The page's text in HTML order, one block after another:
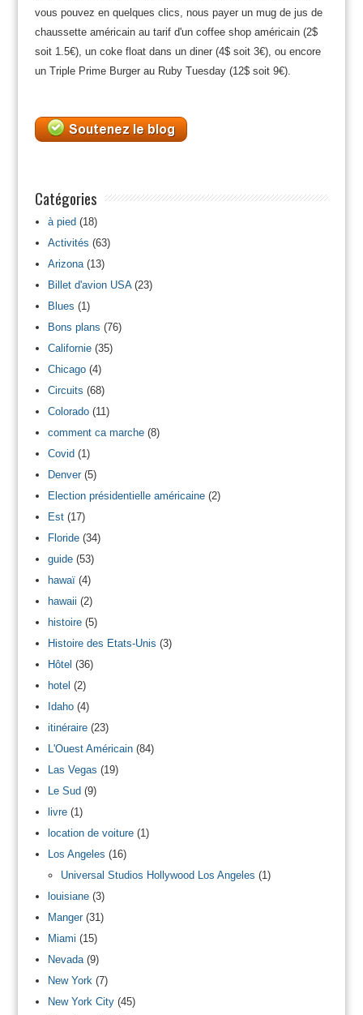
vous pouvez en quelques clics, nous payer un mug de jus de
chaussette américain au tarif d'un coffee shop américain (2$
soit 1.5€), un coke float dans un diner (4$ soit 3€), ou encore
un Triple Prime Burger au Ruby Tuesday (12$ soit 9€).
Catégories
à pied(18)
Activités (63)
Arizona(13)
Billet d'avion USA(23)
Blues (1)
Bons plans (76)
Californie(35)
Chicago(4)
Circuits (68)
Colorado(11)
comment ca marche(8)
Covid(1)
Denver(5)
Election présidentielle américaine(2)
Est(17)
Floride(34)
guide(53)
hawaï(4)
hawaii (2)
histoire(5)
Histoire des Etats-Unis (3)
Hôtel (36)
hotel (2)
Idaho(4)
itinéraire(23)
L'Ouest Américain(84)
Las Vegas (19)
Le Sud(9)
livre(1)
location de voiture(1)
Los Angeles (16)
Universal Studios Hollywood Los Angeles (1)
louisiane(3)
Manger(31)
Miami (15)
Nevada(9)
New York (7)
New York City(45)